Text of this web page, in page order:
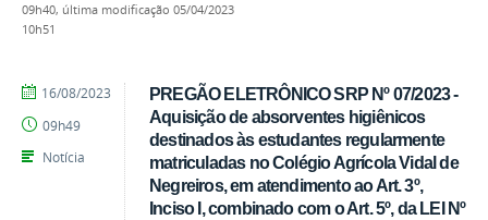
09h40, última modificação 05/04/2023
10h51
PREGÃO ELETRÔNICO SRP Nº 07/2023 -
Aquisição de absorventes higiênicos
destinados às estudantes regularmente
matriculadas no Colégio Agrícola Vidal de
Negreiros, em atendimento ao Art. 3º,
Inciso I, combinado com o Art. 5º, da LEI Nº
por
publicado
16/08/2023
09h49
Notícia